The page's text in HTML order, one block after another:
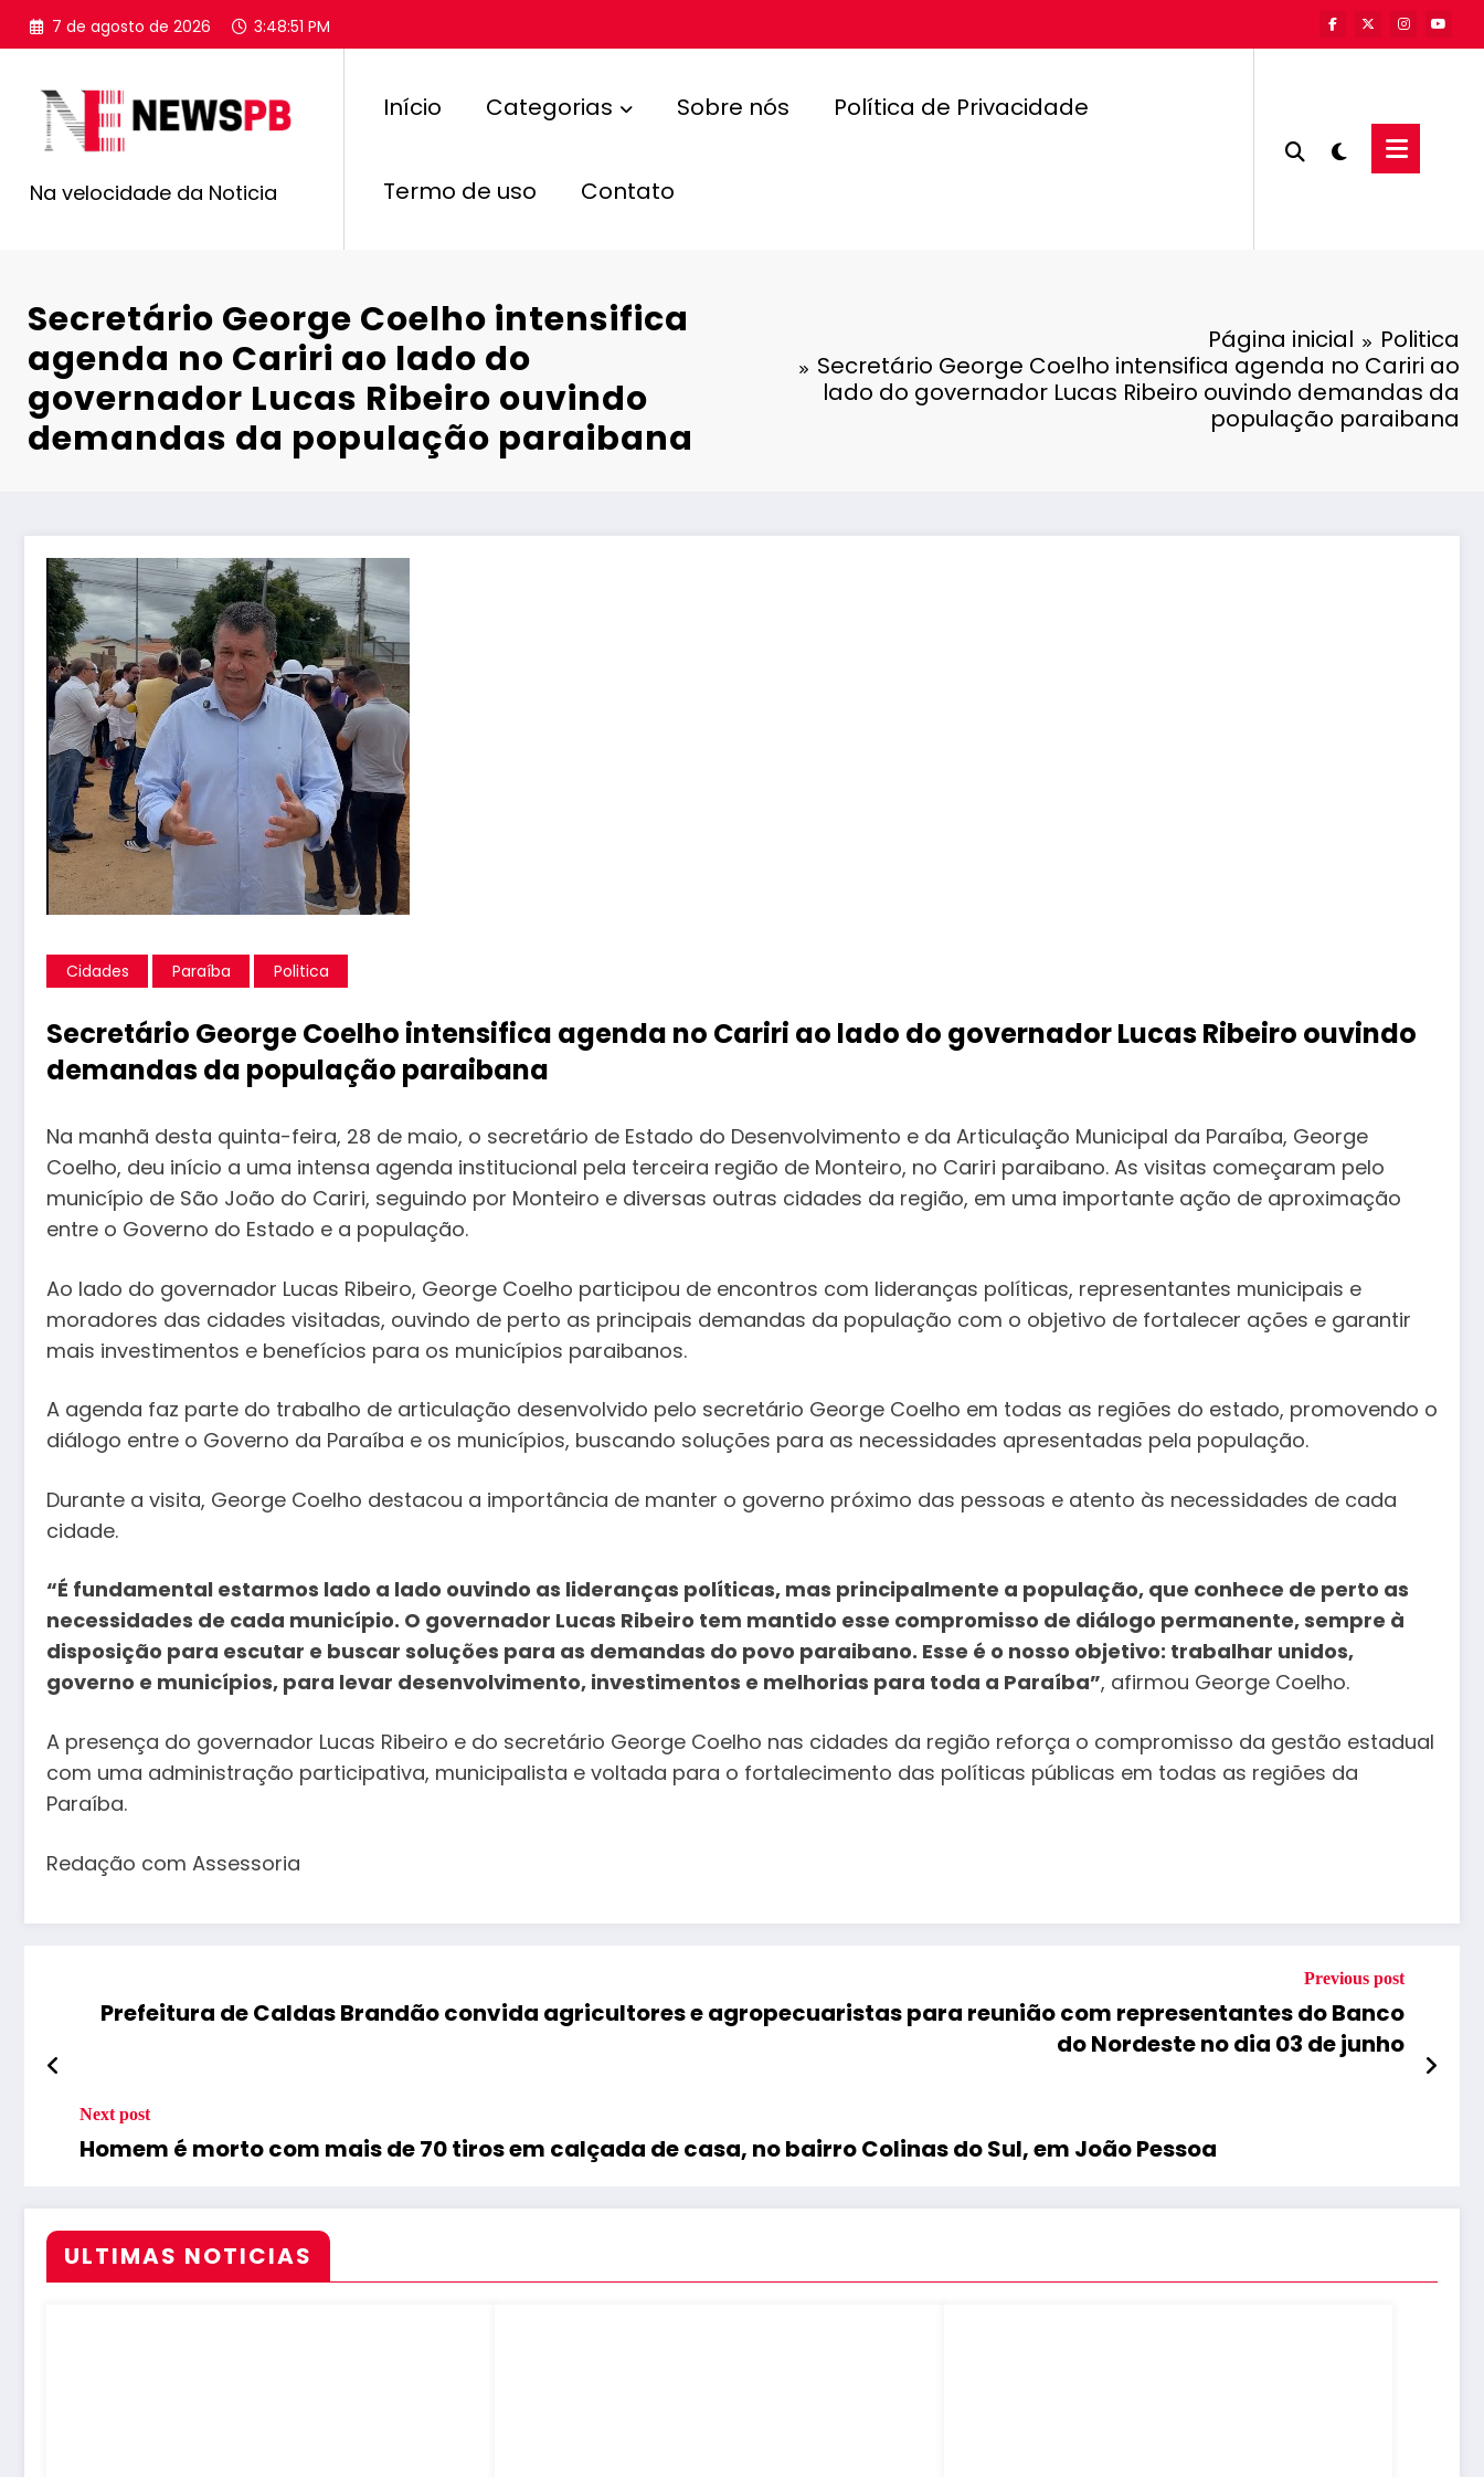
Pular
para
conteúdo
7 de agosto de 2026 3:48:52 PM
Na velocidade da Noticia
Início Categorias Sobre nós Política de Privacidade
Termo de uso Contato
Secretário George Coelho intensifica
agenda no Cariri ao lado do
governador Lucas Ribeiro ouvindo
demandas da população paraibana
Página inicial
Politica
Secretário George Coelho intensifica agenda no Cariri ao
lado do governador Lucas Ribeiro ouvindo demandas da
população paraibana
Cidades Paraíba Politica
Secretário George Coelho intensifica agenda no Cariri ao lado do governador Lucas Ribeiro ouvindo
demandas da população paraibana
Na manhã desta quinta-feira, 28 de maio, o secretário de Estado do Desenvolvimento e da Articulação Municipal da Paraíba, George
Coelho, deu início a uma intensa agenda institucional pela terceira região de Monteiro, no Cariri paraibano. As visitas começaram pelo
município de São João do Cariri, seguindo por Monteiro e diversas outras cidades da região, em uma importante ação de aproximação
entre o Governo do Estado e a população.
Ao lado do governador Lucas Ribeiro, George Coelho participou de encontros com lideranças políticas, representantes municipais e
moradores das cidades visitadas, ouvindo de perto as principais demandas da população com o objetivo de fortalecer ações e garantir
mais investimentos e benefícios para os municípios paraibanos.
A agenda faz parte do trabalho de articulação desenvolvido pelo secretário George Coelho em todas as regiões do estado, promovendo o
diálogo entre o Governo da Paraíba e os municípios, buscando soluções para as necessidades apresentadas pela população.
Durante a visita, George Coelho destacou a importância de manter o governo próximo das pessoas e atento às necessidades de cada
cidade.
“É fundamental estarmos lado a lado ouvindo as lideranças políticas, mas principalmente a população, que conhece de perto as
necessidades de cada município. O governador Lucas Ribeiro tem mantido esse compromisso de diálogo permanente, sempre à
disposição para escutar e buscar soluções para as demandas do povo paraibano. Esse é o nosso objetivo: trabalhar unidos,
governo e municípios, para levar desenvolvimento, investimentos e melhorias para toda a Paraíba”, afirmou George Coelho.
A presença do governador Lucas Ribeiro e do secretário George Coelho nas cidades da região reforça o compromisso da gestão estadual
com uma administração participativa, municipalista e voltada para o fortalecimento das políticas públicas em todas as regiões da
Paraíba.
Redação com Assessoria
Previous post
Prefeitura de Caldas Brandão convida agricultores e agropecuaristas para reunião com representantes do Banco
do Nordeste no dia 03 de junho
Next post
Homem é morto com mais de 70 tiros em calçada de casa, no bairro Colinas do Sul, em João Pessoa
ULTIMAS NOTICIAS